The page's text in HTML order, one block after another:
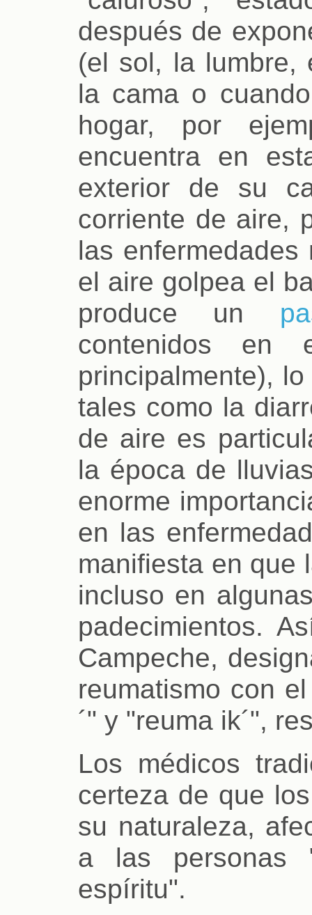
después de
(el sol, la lumbre,
la cama o
hogar, por
encuentra en
exterior de su
corriente de aire,
las enfermedades
el aire golpea el
produce un
contenidos en
principalmente),
tales como la
de aire es
la época de
enorme
en las
manifiesta en que
incluso en
padecimientos.
Campeche,
reumatismo con
´" y "reuma ik´",
Los médicos
certeza de que
su naturaleza,
a las personas
espíritu".